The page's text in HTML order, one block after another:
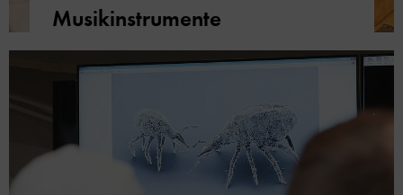
Musikinstrumente